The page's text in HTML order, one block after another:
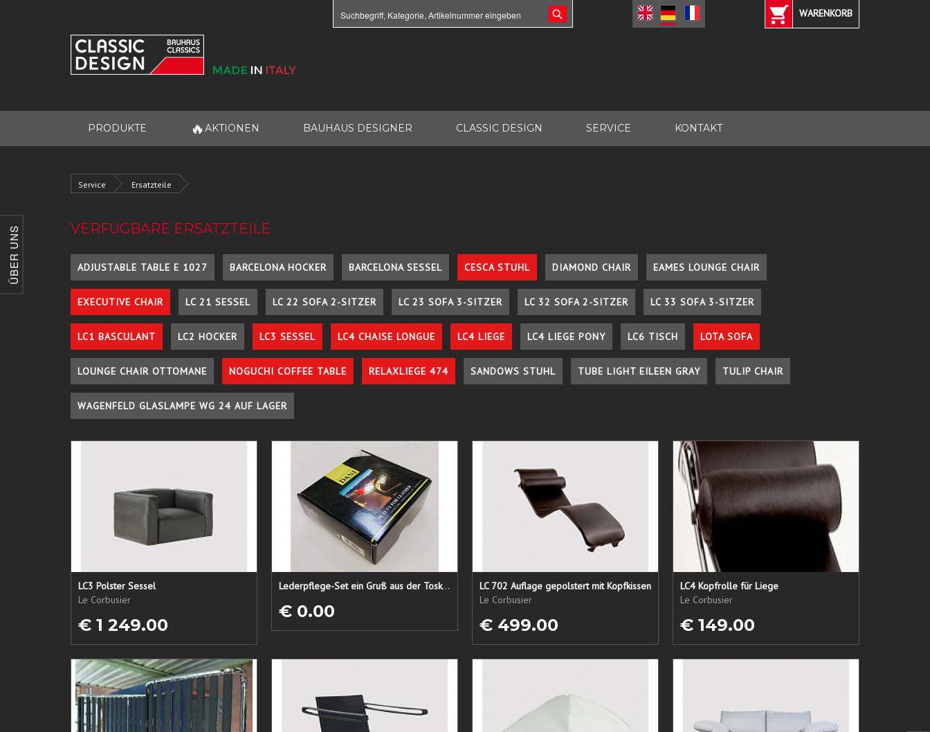
ÜBER UNS
WARENKORB
PRODUKTE 🔥 AKTIONEN BAUHAUS DESIGNER CLASSIC DESIGN SERVICE KONTAKT
Service Ersatzteile
VERFÜGBARE ERSATZTEILE
ADJUSTABLE TABLE E 1027 BARCELONA HOCKER BARCELONA SESSEL CESCA STUHL DIAMOND CHAIR EAMES LOUNGE CHAIR
EXECUTIVE CHAIR LC 21 SESSEL LC 22 SOFA 2-SITZER LC 23 SOFA 3-SITZER LC 32 SOFA 2-SITZER LC 33 SOFA 3-SITZER
LC1 BASCULANT LC2 HOCKER LC3 SESSEL LC4 CHAISE LONGUE LC4 LIEGE LC4 LIEGE PONY LC6 TISCH LOTA SOFA
LOUNGE CHAIR OTTOMANE NOGUCHI COFFEE TABLE RELAXLIEGE 474 SANDOWS STUHL TUBE LIGHT EILEEN GRAY TULIP CHAIR
WAGENFELD GLASLAMPE WG 24 AUF LAGER
LC3 Polster Sessel
Le Corbusier
€ 1 249.00
Lederpflege-Set ein Gruß aus der Toskana...
€ 0.00
LC 702 Auflage gepolstert mit Kopfkissen
Le Corbusier
€ 499.00
LC4 Kopfrolle für Liege
Le Corbusier
€ 149.00